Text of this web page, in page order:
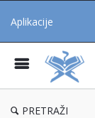
Aplikacije
PRETRAŽI